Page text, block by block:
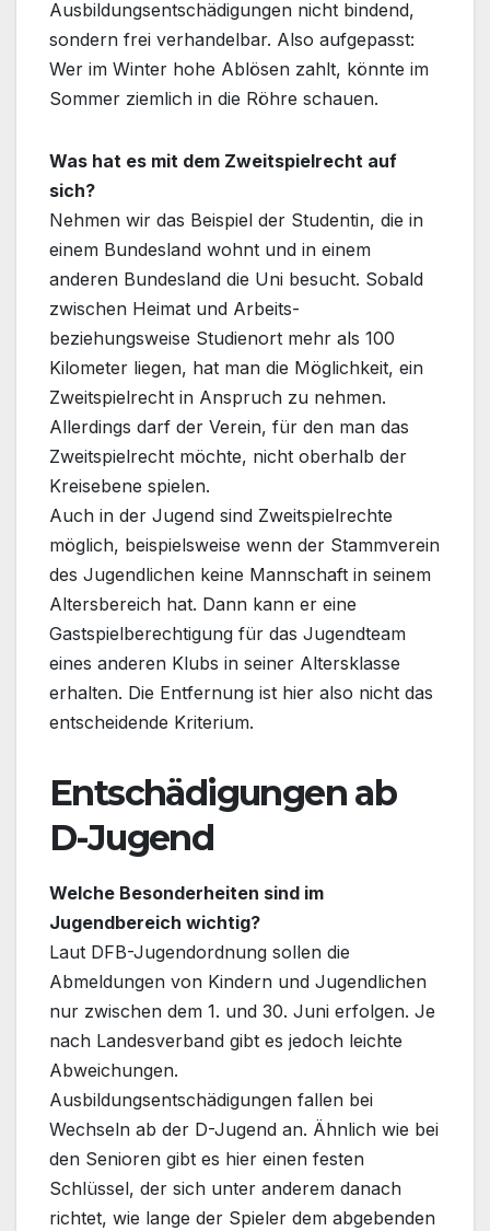
Ausbildungsentschädigungen nicht bindend,
sondern frei verhandelbar. Also aufgepasst:
Wer im Winter hohe Ablösen zahlt, könnte im
Sommer ziemlich in die Röhre schauen.
Was hat es mit dem Zweitspielrecht auf
sich?
Nehmen wir das Beispiel der Studentin, die in
einem Bundesland wohnt und in einem
anderen Bundesland die Uni besucht. Sobald
zwischen Heimat und Arbeits-
beziehungsweise Studienort mehr als 100
Kilometer liegen, hat man die Möglichkeit, ein
Zweitspielrecht in Anspruch zu nehmen.
Allerdings darf der Verein, für den man das
Zweitspielrecht möchte, nicht oberhalb der
Kreisebene spielen.
Auch in der Jugend sind Zweitspielrechte
möglich, beispielsweise wenn der Stammverein
des Jugendlichen keine Mannschaft in seinem
Altersbereich hat. Dann kann er eine
Gastspielberechtigung für das Jugendteam
eines anderen Klubs in seiner Altersklasse
erhalten. Die Entfernung ist hier also nicht das
entscheidende Kriterium.
Entschädigungen ab
D-Jugend
Welche Besonderheiten sind im
Jugendbereich wichtig?
Laut DFB-Jugendordnung sollen die
Abmeldungen von Kindern und Jugendlichen
nur zwischen dem 1. und 30. Juni erfolgen. Je
nach Landesverband gibt es jedoch leichte
Abweichungen.
Ausbildungsentschädigungen fallen bei
Wechseln ab der D-Jugend an. Ähnlich wie bei
den Senioren gibt es hier einen festen
Schlüssel, der sich unter anderem danach
richtet, wie lange der Spieler dem abgebenden